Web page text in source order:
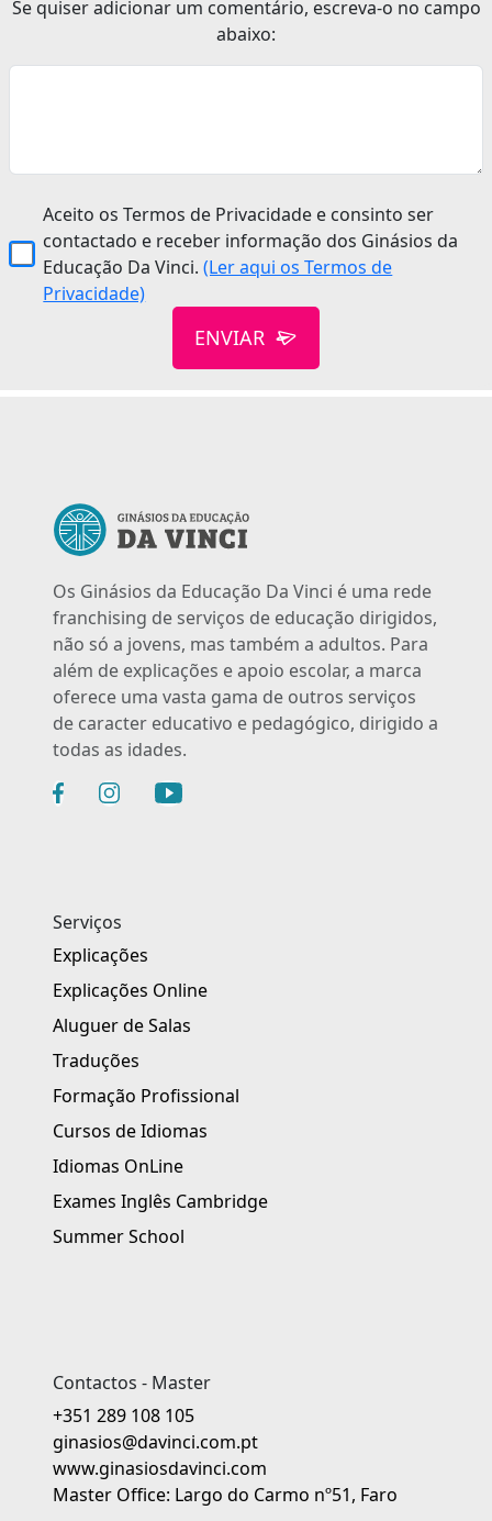
Se quiser adicionar um comentário, escreva-o no campo
abaixo:
Aceito os Termos de Privacidade e consinto ser
contactado e receber informação dos Ginásios da
Educação Da Vinci.(Ler aqui os Termos de
Privacidade)
ENVIAR
Os Ginásios da Educação Da Vinci é uma rede
franchising de serviços de educação dirigidos,
não só a jovens, mas também a adultos. Para
além de explicações e apoio escolar, a marca
oferece uma vasta gama de outros serviços
de caracter educativo e pedagógico, dirigido a
todas as idades.
Serviços
Explicações
Explicações Online
Aluguer de Salas
Traduções
Formação Profissional
Cursos de Idiomas
Idiomas OnLine
Exames Inglês Cambridge
Summer School
Contactos - Master
+351 289 108 105
ginasios@davinci.com.pt
www.ginasiosdavinci.com
Master Office: Largo do Carmo nº51, Faro